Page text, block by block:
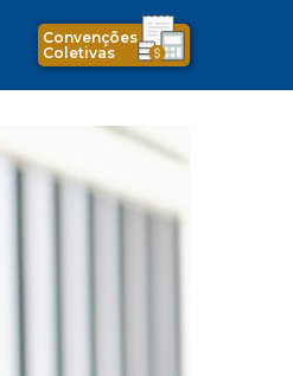
Convenções
Coletivas